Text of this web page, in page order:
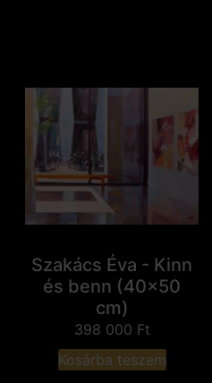
Szakács Éva - Kinn
és benn (40x50
cm)
398 000 Ft
Kosárba teszem